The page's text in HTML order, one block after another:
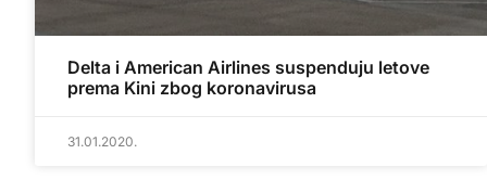
Delta i American Airlines suspenduju letove
prema Kini zbog koronavirusa
31.01.2020.